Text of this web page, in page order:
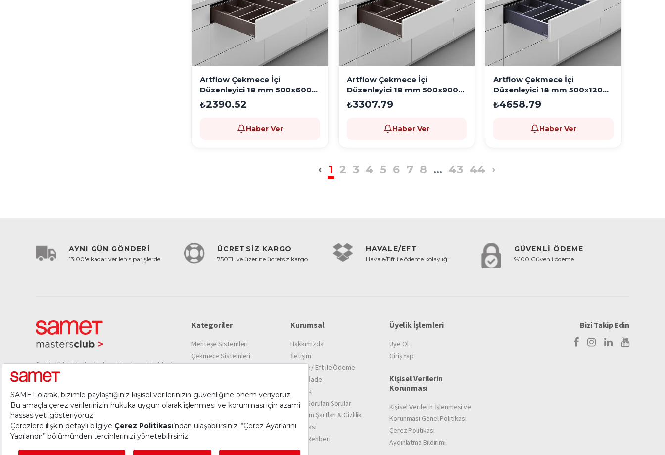
Artflow Çekmece İçi
Düzenleyici 18 mm 500x600
Moka
₺2390.52
Haber Ver
Artflow Çekmece İçi
Düzenleyici 18 mm 500x900
Moka
₺3307.79
Haber Ver
Artflow Çekmece İçi
Düzenleyici 18 mm 500x1200
Antrasit
₺4658.79
Haber Ver
‹ 1 2 3 4 5 6 7 8 ... 43 44 ›
AYNI GÜN GÖNDERİ
13:00'e kadar verilen siparişlerde!
ÜCRETSİZ KARGO
750TL ve üzerine ücretsiz kargo
HAVALE/EFT
Havale/Eft ile ödeme kolaylığı
GÜVENLİ ÖDEME
%100 Güvenli ödeme
Atatürk Mahallesi Adnan Menderes Caddesi
No: 8-13 34513 Esenyurt-İstanbul/Türkiye
musteriiliskileri@samet.com.tr
Kategoriler
Menteşe Sistemleri
Çekmece Sistemleri
Kurumsal
Hakkımızda
İletişim
Havale / Eft ile Ödeme
İptal / İade
Destek
Sıkça Sorulan Sorular
Kullanım Şartları & Gizlilik
Politikası
İşlem Rehberi
Üyelik İşlemleri
Üye Ol
Giriş Yap
Kişisel Verilerin
Korunması
Kişisel Verilerin İşlenmesi ve
Korunması Genel Politikası
Çerez Politikası
Aydınlatma Bildirimi
Bizi Takip Edin